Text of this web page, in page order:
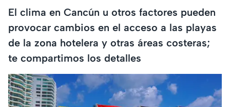
El clima en Cancún u otros factores pueden
provocar cambios en el acceso a las playas
de la zona hotelera y otras áreas costeras;
te compartimos los detalles